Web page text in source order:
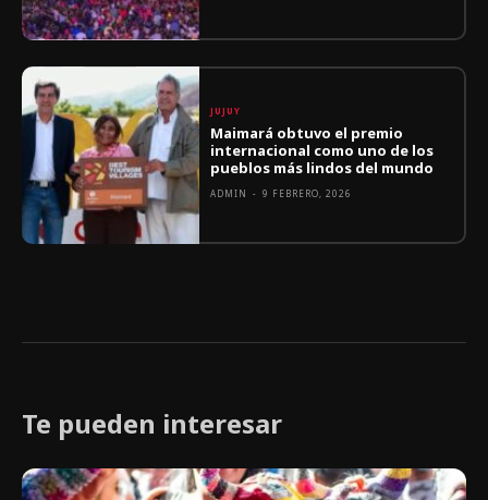
JUJUY
Maimará obtuvo el premio
internacional como uno de los
pueblos más lindos del mundo
ADMIN - 9 FEBRERO, 2026
Te pueden interesar